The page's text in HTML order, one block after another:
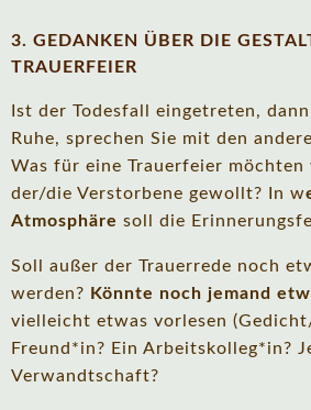
3. GEDANKEN ÜBER DIE
TRAUERFEIER
Ist der Todesfall eingetreten,
Ruhe, sprechen Sie mit den
Was für eine Trauerfeier möchten
der/die Verstorbene gewollt? In w
Atmosphäre soll die
Soll außer der Trauerrede noch
werden? Könnte noch jemand
vielleicht etwas vorlesen
Freund*in? Ein Arbeitskolleg*in?
Verwandtschaft?